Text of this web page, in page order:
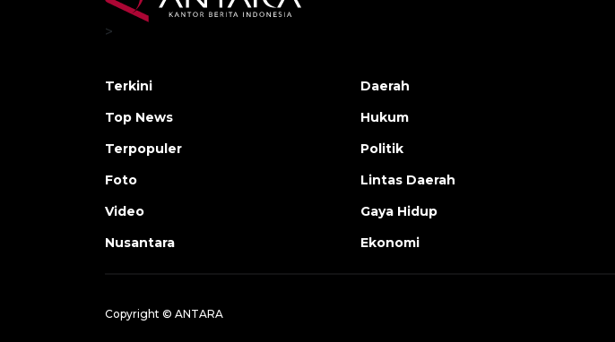
>
Terkini
Top News
Terpopuler
Foto
Video
Nusantara
Daerah
Hukum
Politik
Lintas Daerah
Gaya Hidup
Ekonomi
Copyright © ANTARA